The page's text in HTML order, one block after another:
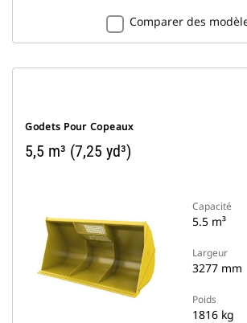
Comparer des
Godets Pour Copeaux
5,5 m³ (7,25 yd³)
Capacité
5.5 m³
Largeur
3277 mm
Poids
1816 kg